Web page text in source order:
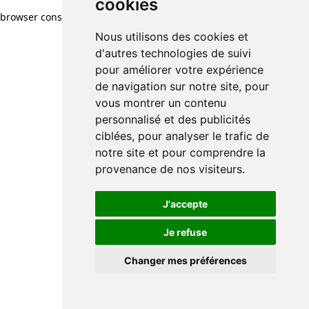
cookies
Nous utilisons des cookies et
d'autres technologies de suivi
pour améliorer votre expérience
de navigation sur notre site, pour
vous montrer un contenu
personnalisé et des publicités
ciblées, pour analyser le trafic de
notre site et pour comprendre la
provenance de nos visiteurs.
J'accepte
Je refuse
Changer mes préférences
browser console for more information)